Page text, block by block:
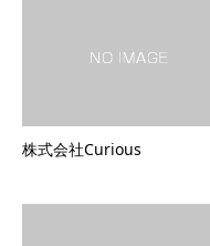
株式会社Curious